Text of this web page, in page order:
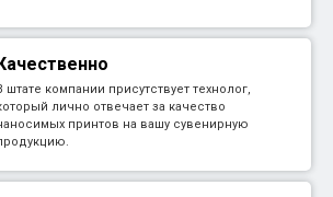
штате компании присутствует технолог,
лично отвечает за качество
принтов на вашу сувенирную